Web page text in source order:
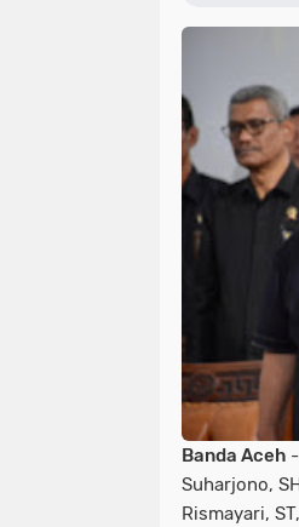
Banda Aceh
Suharjono,
Rismayari,